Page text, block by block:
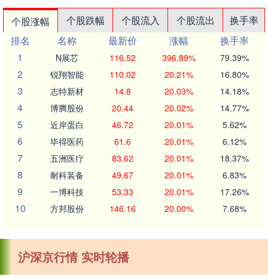
个股涨幅 个股跌幅 个股流入 个股流出
换手率
排名
名称 最新价 涨幅
换手率
1
N展芯 116.52 396.89% 79.39%
2 锐翔智能 110.02 20.21% 16.80%
3 志特新材 14.8 20.03% 14.18%
4 博腾股份 20.44 20.02% 14.77%
5 近岸蛋白 46.72 20.01% 5.62%
6 毕得医药 61.6 20.01% 6.12%
7 五洲医疗 83.62 20.01% 18.37%
8 耐科装备 49.67 20.01% 6.83%
9 一博科技 53.33 20.01% 17.26%
10 方邦股份 146.16 20.00% 7.68%
沪深京行情 实时轮播